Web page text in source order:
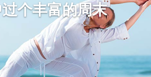
个丰富的周末